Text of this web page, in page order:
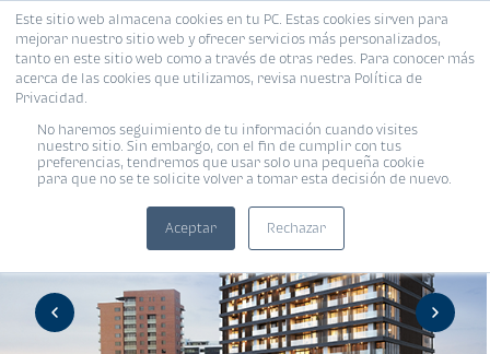
Este sitio web almacena cookies en tu PC. Estas cookies sirven para
mejorar nuestro sitio web y ofrecer servicios más personalizados,
tanto en este sitio web como a través de otras redes. Para conocer más
acerca de las cookies que utilizamos, revisa nuestra Política de
Privacidad.
No haremos seguimiento de tu información cuando visites
nuestro sitio. Sin embargo, con el fin de cumplir con tus
preferencias, tendremos que usar solo una pequeña cookie
para que no se te solicite volver a tomar esta decisión de nuevo.
Aceptar Rechazar